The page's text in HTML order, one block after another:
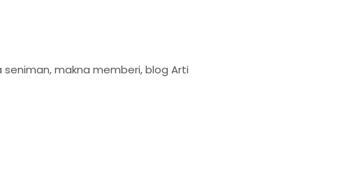
makna memberi, blog Arti